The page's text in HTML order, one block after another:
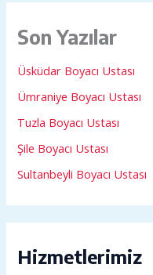
Son Yazılar
Üsküdar Boyacı Ustası
Ümraniye Boyacı Ustası
Tuzla Boyacı Ustası
Şile Boyacı Ustası
Sultanbeyli Boyacı Ustası
Hizmetlerimiz